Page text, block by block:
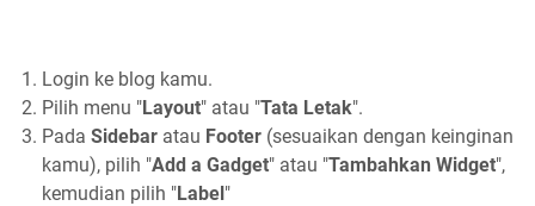
Login ke blog kamu.
Pilih menu "Layout" atau "Tata Letak".
Pada Sidebar atau Footer (sesuaikan dengan keinginan
kamu), pilih "Add a Gadget" atau "Tambahkan Widget",
kemudian pilih "Label"